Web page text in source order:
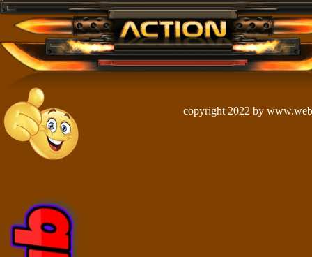
copyright 2022 by